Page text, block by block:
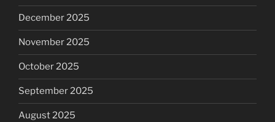
December 2025
November 2025
October 2025
September 2025
August 2025